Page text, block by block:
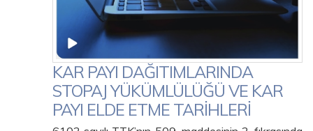
KAR PAYI DAĞITIMLARINDA
STOPAJ YÜKÜMLÜLÜĞÜ VE KAR
PAYI ELDE ETME TARİHLERİ